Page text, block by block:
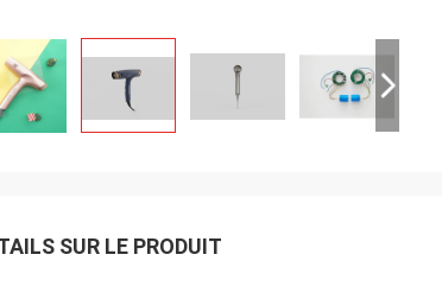
SUR LE PRODUIT